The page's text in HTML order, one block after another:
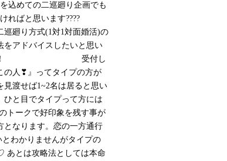
込めての二巡廻り企画でも
ればと思います????
巡廻り方式(1対1対面婚活)の
をアドバイスしたいと思い
！ 受付し
の人❣』ってタイプの方が
見渡せば1~2名は居ると思い
ひと目でタイプって方には
トークで好印象を残す事が
となります。恋の一方通行
わかりませんがタイプの
あとは攻略法としては本命